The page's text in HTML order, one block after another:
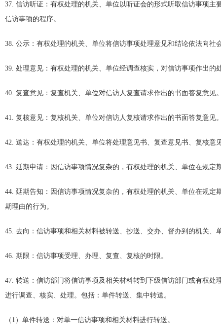
37. 信访听证：有权处理的机关、单位以听证会的形式听取信访事项
信访事项的程序。
38. 公示：有权处理的机关、单位将信访事项处理意见和结论依法向社
39. 处理意见：有权处理的机关、单位经调查核实，对信访事项作出的
40. 复查意见：复查机关、单位对信访人复查请求作出的书面答复意见
41. 复核意见：复核机关、单位对信访人复核请求作出的书面答复意见
42. 送达：有权处理的机关、单位将处理意见书、复查意见书、复核意
43. 延期申请：因信访事项情况复杂的，有权处理的机关、单位在规
44. 延期告知：因信访事项情况复杂的，有权处理的机关、单位在规
期理由的行为。
45. 去向：信访事项和相关材料被转送、抄送、交办、督办到的机关、
46. 期限：信访事项受理、办理、复查、复核的时限。
47. 转送：信访部门将信访事项及相关材料转到下级信访部门或有权
进行调查、核实、处理。包括：单件转送、集中转送。
（1）单件转送：对单一信访事项和相关材料进行转送。